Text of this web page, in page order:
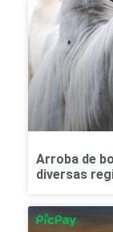
Arroba de
diversas